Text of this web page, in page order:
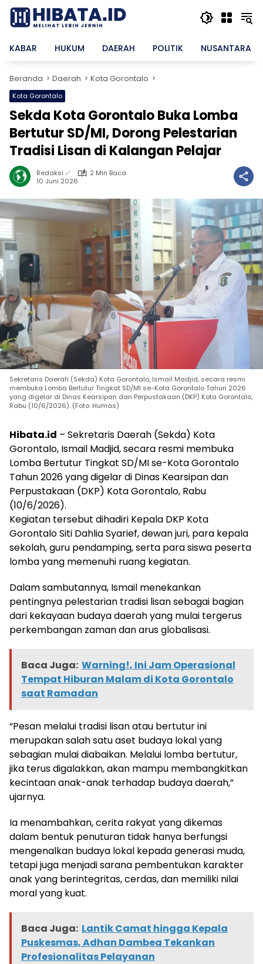
Langsung
konten
KABAR
HUKUM DAERAH POLITIK NUSANTARA
Beranda Daerah Kota Gorontalo
Kota Gorontalo
Sekda Kota Gorontalo Buka Lomba
Bertutur SD/MI, Dorong Pelestarian
Tradisi Lisan di Kalangan Pelajar
Redaksi ✅
2 Min Baca
10 Juni 2026
Sekretaris Daerah (Sekda) Kota Gorontalo, Ismail Madjid, secara resmi
membuka Lomba Bertutur Tingkat SD/MI se-Kota Gorontalo Tahun 2026
yang digelar di Dinas Kearsipan dan Perpustakaan (DKP) Kota Gorontalo,
Rabu (10/6/2026). (Foto: Humas)
Hibata.id – Sekretaris Daerah (Sekda) Kota
Gorontalo, Ismail Madjid, secara resmi membuka
Lomba Bertutur Tingkat SD/MI se-Kota Gorontalo
Tahun 2026 yang digelar di Dinas Kearsipan dan
Perpustakaan (DKP) Kota Gorontalo, Rabu
(10/6/2026).
Kegiatan tersebut dihadiri Kepala DKP Kota
Gorontalo Siti Dahlia Syarief, dewan juri, para kepala
sekolah, guru pendamping, serta para siswa peserta
lomba yang memenuhi ruang kegiatan.
Dalam sambutannya, Ismail menekankan
pentingnya pelestarian tradisi lisan sebagai bagian
dari kekayaan budaya daerah yang mulai tergerus
perkembangan zaman dan arus globalisasi.
Baca Juga: Warning!, Ini Jam Operasional
Tempat Hiburan Malam di Kota Gorontalo
saat Ramadan
“Pesan melalui tradisi lisan atau bertutur ini
merupakan salah satu aset budaya lokal yang
sebagian mulai diabaikan. Melalui lomba bertutur,
jika terus digalakkan, akan mampu membangkitkan
kecintaan anak-anak terhadap budaya daerah,”
ujarnya.
Ia menambahkan, cerita rakyat yang dikemas
dalam bentuk penuturan tidak hanya berfungsi
mengenalkan budaya lokal kepada generasi muda,
tetapi juga menjadi sarana pembentukan karakter
anak yang berintegritas, cerdas, dan memiliki nilai
moral yang kuat.
Baca Juga: Lantik Camat hingga Kepala
Puskesmas, Adhan Dambea Tekankan
Profesionalitas Pelayanan